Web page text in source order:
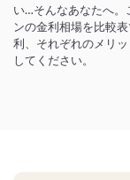
い…そんなあなたへ。
ンの金利相場を比較
利、それぞれのメリ
してください。